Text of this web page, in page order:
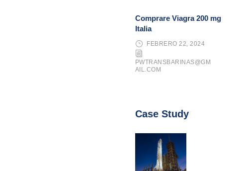
Comprare Viagra 200 mg
Italia
FEBRERO 22, 2024
PWTRANSBARINAS@GM
AIL.COM
Case Study